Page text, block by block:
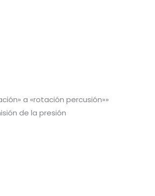
a «rotación percusión»»
de la presión